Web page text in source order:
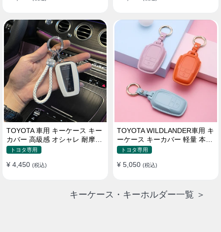
TOYOTA 車用 キーケース キー
カバー 高級感 オシャレ 耐摩耗
耐久性 高品質レザー 傷 汚れ防
トヨタ専用
¥ 4,450 (税込)
TOYOTA WILDLANDER車用 キ
ーケース キーカバー 軽量 本革
かわいい 耐摩耗 耐久性
トヨタ専用
¥ 5,050 (税込)
キーケース・キーホルダー一覧 ＞